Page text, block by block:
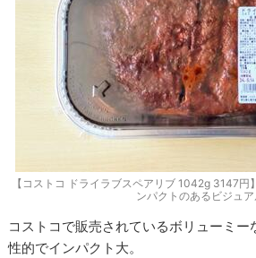
【コストコ ドライラブスペアリブ 1042g 3147円
ンパクトのあるビジュ
コストコで販売されているボリューミー
性的でインパクト大。